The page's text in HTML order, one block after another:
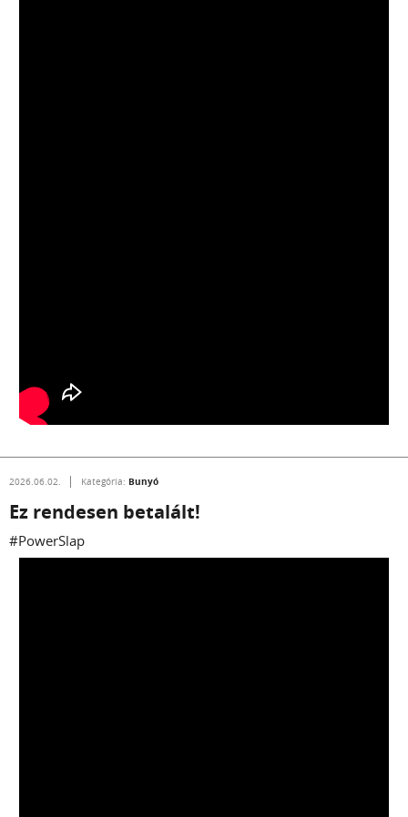
2026.06.02. Kategória: Bunyó
Ez rendesen betalált!
#PowerSlap